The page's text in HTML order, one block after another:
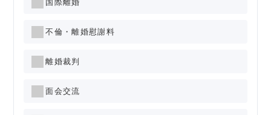
国際離婚
不倫・離婚慰謝料
離婚裁判
面会交流